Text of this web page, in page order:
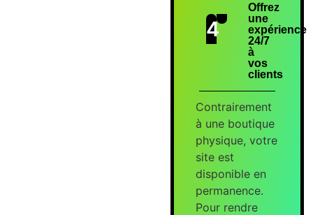
4
Offrez
une
expérience
24/7
à
vos
clients
Contrairement
à une boutique
physique, votre
site est
disponible en
permanence.
Pour rendre